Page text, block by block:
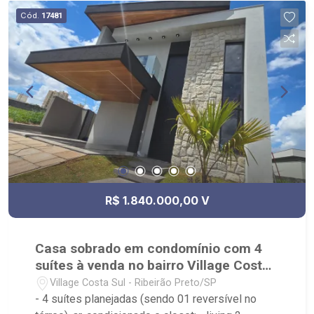
Localizado próximo ao Residencial Alto do Vale,
Condomínio Fazenda Santa Maria, fácil acesso
pela Anhanguera ou pelo bairro Recreio das
Acácias.
Cód. 17481
R$ 1.840.000,00 V
Casa sobrado em condomínio com 4
suítes à venda no bairro Village Costa
SulVillage Costa Sul - Ribeirão Preto/SP
- 4 suítes planejadas (sendo 01 reversível no